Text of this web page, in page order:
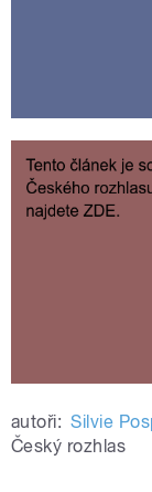
autoři: Silvie
Český rozhlas